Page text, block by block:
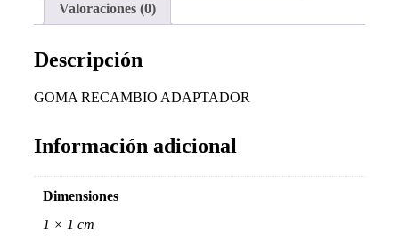
Valoraciones (0)
Descripción
GOMA RECAMBIO ADAPTADOR
Información adicional
Dimensiones
1 × 1 cm